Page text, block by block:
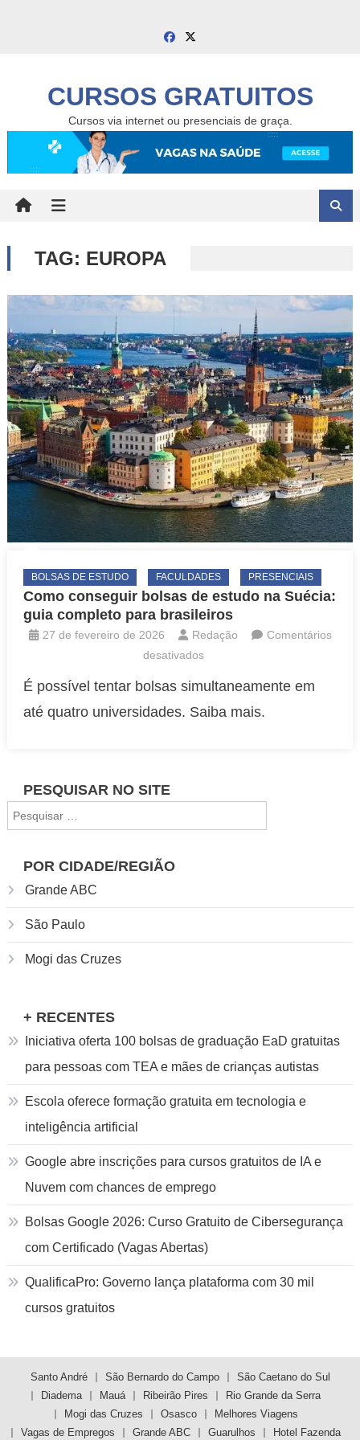
CURSOS GRATUITOS
Cursos via internet ou presenciais de graça.
TAG: EUROPA
BOLSAS DE ESTUDO FACULDADES PRESENCIAIS
Como conseguir bolsas de estudo na Suécia:
guia completo para brasileiros
27 de fevereiro de 2026 Redação
Comentários
desativadosem
conseguir
bolsas
É possível tentar bolsas simultaneamente em
até quatro universidades. Saiba mais.
PESQUISAR NO SITE
por:
POR CIDADE/REGIÃO
Grande ABC
São Paulo
Mogi das Cruzes
+ RECENTES
Iniciativa oferta 100 bolsas de graduação EaD gratuitas
para pessoas com TEA e mães de crianças autistas
Escola oferece formação gratuita em tecnologia e
inteligência artificial
Google abre inscrições para cursos gratuitos de IA e
Nuvem com chances de emprego
Bolsas Google 2026: Curso Gratuito de Cibersegurança
com Certificado (Vagas Abertas)
QualificaPro: Governo lança plataforma com 30 mil
cursos gratuitos
Santo André São Bernardo do Campo
São Caetano do Sul
Diadema
Mauá Ribeirão Pires
Rio Grande da Serra
Mogi das Cruzes
Osasco
Melhores Viagens
Vagas de Empregos
Grande ABC Guarulhos Hotel Fazenda